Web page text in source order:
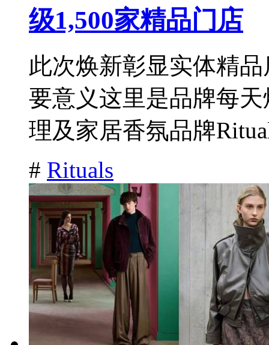
级1,500家精品门店
此次焕新彰显实体精
要意义这里是品牌每
理及家居香氛品牌
# Rituals